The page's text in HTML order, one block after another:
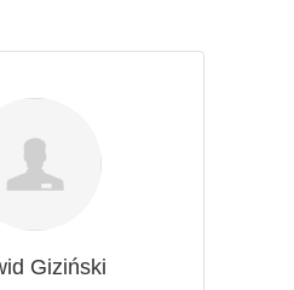
Giziński